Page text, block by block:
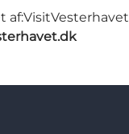
af:VisitVesterhavet